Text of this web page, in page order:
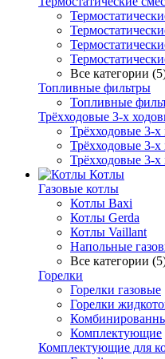
Все категории
Топливные фильтры
Топливные
Трёхходовые 3-х
Трёхходовые 3-
Трёхходовые 3-
Трёхходовые 3-
Котлы
Газовые котлы
Котлы Baxi
Котлы Gerda
Котлы Vaillant
Напольные
Все категории
Горелки
Горелки газовые
Горелки
Комплектующие
Комплектующие для